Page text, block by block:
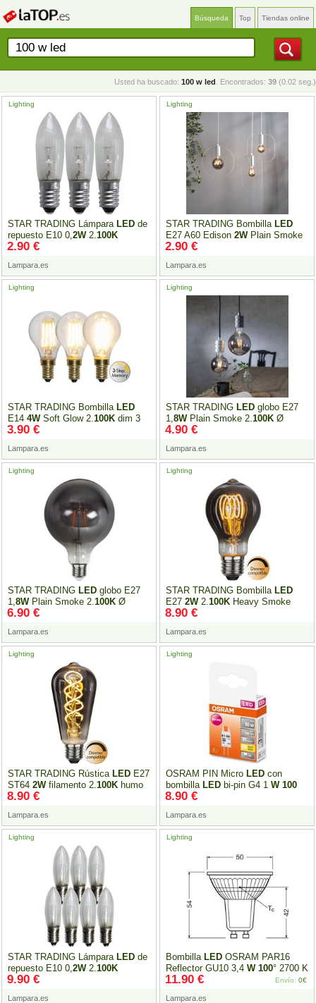
Búsqueda Top Tiendas online
Usted ha buscado: 100 w led . Encontrados: 39 (0.02 seg.)
STAR TRADING Lámpara LED de
repuesto E10 0,2W2.100K
paquete de 3
Lighting
Lampara.es
2.90 €
STAR TRADING Bombilla LED
E27 A60 Edison 2WPlain Smoke
2.100K
Lighting
Lampara.es
2.90 €
STAR TRADING Bombilla LED
E14 4WSoft Glow 2.100K dim 3
pasos
Lighting
Lampara.es
3.90 €
STAR TRADING LED globo E27
1,8WPlain Smoke 2.100K Ø
95mm
Lighting
Lampara.es
4.90 €
STAR TRADING LED globo E27
1,8WPlain Smoke 2.100K Ø
125mm
Lighting
Lampara.es
6.90 €
STAR TRADING Bombilla LED
E27 2W2.100K Heavy Smoke
filamento
Lighting
Lampara.es
8.90 €
STAR TRADING Rústica LED E27
ST64 2Wfilamento 2.100K humo
Lighting
Lampara.es
8.90 €
OSRAM PIN Micro LED con
bombilla LED bi-pin G4 1 W 100
lm 2700 K
Lighting
Lampara.es
8.90 €
STAR TRADING Lámpara LED de
repuesto E10 0,2W2.100K
Paquete de 7
Lighting
Lampara.es
9.90 €
Bombilla LED OSRAM PAR16
Reflector GU10 3,4 W 100° 2700 K
Lighting
Lampara.es
11.90 € Envío: 0€